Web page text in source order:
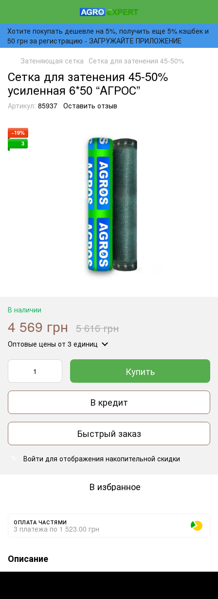
Хотите покупать дешевле на 5%, получить еще 5% кэшбек и
50 грн за регистрацию - ЗАГРУЖАЙТЕ ПРИЛОЖЕНИЕ
Затеняющая сетка Сетка для затенения 45-50%
Сетка для затенения 45-50%
усиленная 6*50 “AГРОС”
Артикул: 85937 Оставить отзыв
−19%
3
В наличии
4 569 грн 5 616 грн
Оптовые цены от 3 единиц
Купить
В кредит
Быстрый заказ
Войти для отображения накопительной скидки
В избранное
ОПЛАТА ЧАСТЯМИ
3 платежа по 1 523.00 грн
Описание